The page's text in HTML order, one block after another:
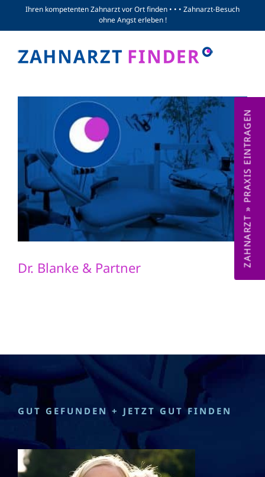
Inhalt
springen
Ihren kompetenten Zahnarzt vor Ort finden • • • Zahnarzt-Besuch
ohne Angst erleben !
Dr. Blanke & Partner
GUT GEFUNDEN + JETZT GUT FINDEN
ZAHNARZT » PRAXIS EINTRAGEN